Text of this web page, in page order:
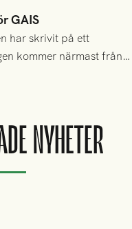
GAIS
har skrivit på ett
kommer närmast från
NYHETER